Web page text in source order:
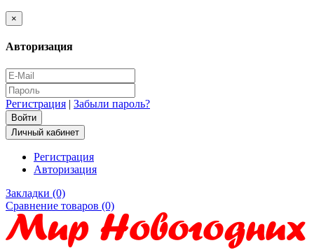
×
Авторизация
Регистрация | Забыли пароль?
Личный кабинет
Регистрация
Авторизация
Закладки (0)
Сравнение товаров (0)